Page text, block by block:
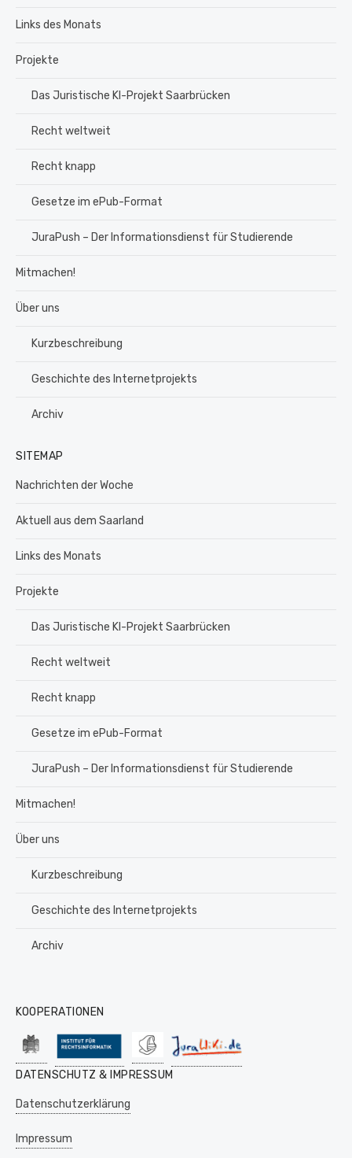
Links des Monats
Projekte
Das Juristische KI-Projekt Saarbrücken
Recht weltweit
Recht knapp
Gesetze im ePub-Format
JuraPush – Der Informationsdienst für Studierende
Mitmachen!
Über uns
Kurzbeschreibung
Geschichte des Internetprojekts
Archiv
SITEMAP
Nachrichten der Woche
Aktuell aus dem Saarland
Links des Monats
Projekte
Das Juristische KI-Projekt Saarbrücken
Recht weltweit
Recht knapp
Gesetze im ePub-Format
JuraPush – Der Informationsdienst für Studierende
Mitmachen!
Über uns
Kurzbeschreibung
Geschichte des Internetprojekts
Archiv
KOOPERATIONEN
DATENSCHUTZ & IMPRESSUM
Datenschutzerklärung
Impressum